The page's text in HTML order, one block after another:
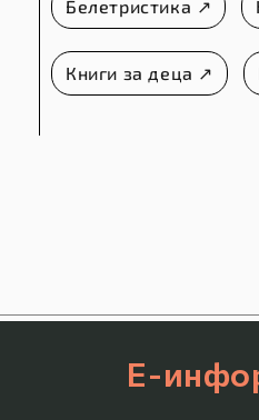
Белетристика ↗
Книги за деца ↗
Е-